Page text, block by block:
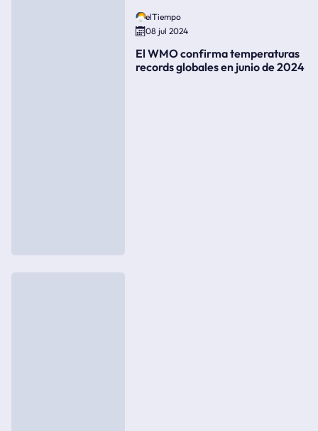
elTiempo
08 jul 2024
El WMO confirma temperaturas
records globales en junio de 2024